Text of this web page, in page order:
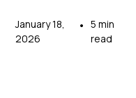
January 18,
2026
• 5 min
read